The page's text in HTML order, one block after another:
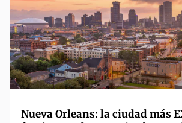
Nueva Orleans: la ciudad más